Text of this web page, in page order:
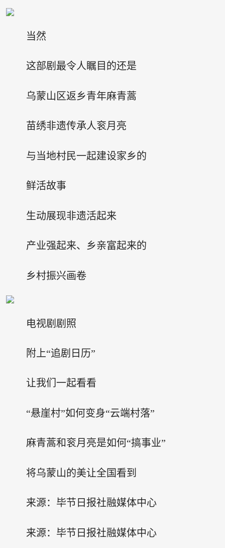
当然
这部剧最令人瞩目的还是
乌蒙山区返乡青年麻青蒿
苗绣非遗传承人衮月亮
与当地村民一起建设家乡的
鲜活故事
生动展现非遗活起来
产业强起来、乡亲富起来的
乡村振兴画卷
电视剧剧照
附上“追剧日历”
让我们一起看看
“悬崖村”如何变身“云端村落”
麻青蒿和衮月亮是如何“搞事业”
将乌蒙山的美让全国看到
来源：毕节日报社融媒体中心
来源：毕节日报社融媒体中心